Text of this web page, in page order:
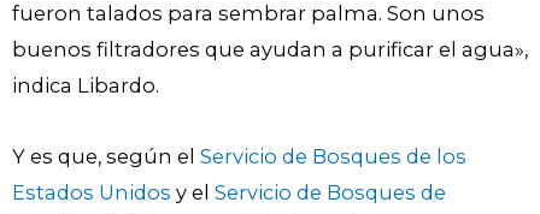
fueron talados para sembrar palma. Son unos
buenos filtradores que ayudan a purificar el agua»,
indica Libardo.
Y es que, según el Servicio de Bosques de los
Estados Unidos y el Servicio de Bosques de